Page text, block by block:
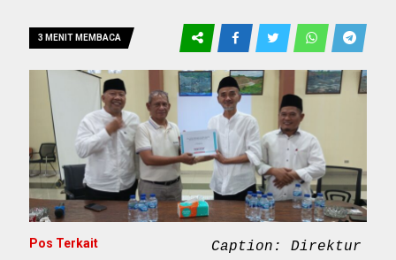
3 MENIT MEMBACA
Caption: Direktur
Pos Terkait